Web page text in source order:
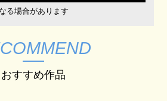
る場合があります
おすすめ作品